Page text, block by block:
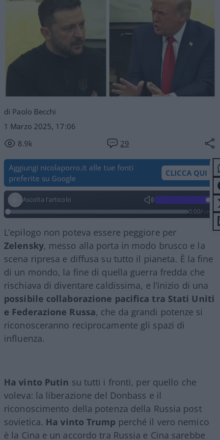
di Paolo Becchi
1 Marzo 2025, 17:06
8.9k
29
Aggiungi nicolaporro.it alle tue fonti
preferite su Google
CLICCA QUI
Ascolta l'articolo
0:00/--:--
L’epilogo non poteva essere peggiore per
Zelensky, messo alla porta in modo brusco e la
scena ripresa e diffusa su tutto il pianeta. È la fine
di un mondo, la fine di quella guerra fredda che
rischiava di diventare caldissima, e l’inizio di una
possibile collaborazione pacifica tra Stati Uniti
e Federazione Russa, che da grandi potenze si
riconosceranno reciprocamente gli spazi di
influenza.
Ha vinto Putin su tutti i fronti, per quello che
voleva: la liberazione del Donbass e il
riconoscimento della potenza della Russia post
sovietica. Ha vinto Trump perché il vero nemico
è la Cina e un accordo tra Russia e Cina sarebbe